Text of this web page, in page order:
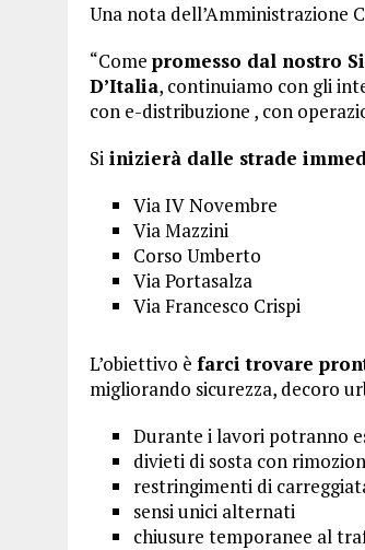
Una nota dell’Amministrazione
“Come promesso dal nostro
D’Italia, continuiamo con gli
con e-distribuzione , con
Si inizierà dalle strade
Via IV Novembre
Via Mazzini
Corso Umberto
Via Portasalza
Via Francesco Crispi
L’obiettivo è farci trovare
migliorando sicurezza, decoro
Durante i lavori potranno
divieti di sosta con
restringimenti di
sensi unici alternati
chiusure temporanee al